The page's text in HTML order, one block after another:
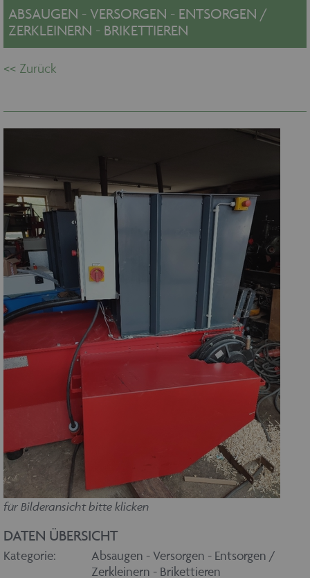
Kontakt
Impressum
Datenschutz
ABSAUGEN - VERSORGEN - ENTSORGEN /
ZERKLEINERN - BRIKETTIEREN
für Bilderansicht bitte klicken
DATEN ÜBERSICHT
Kategorie:
Absaugen - Versorgen - Entsorgen /
Zerkleinern - Brikettieren